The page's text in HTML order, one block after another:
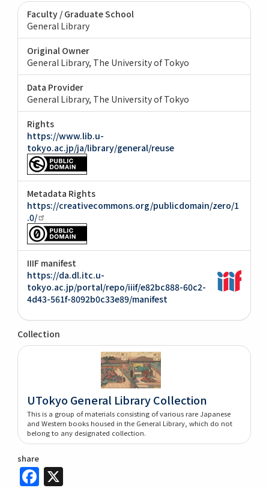
Faculty / Graduate School
General Library
Original Owner
General Library, The University of Tokyo
Data Provider
General Library, The University of Tokyo
Rights
https://www.lib.u-
tokyo.ac.jp/ja/library/general/reuse
Metadata Rights
https://creativecommons.org/publicdomain/zero/1
.0/
IIIF manifest
https://da.dl.itc.u-
tokyo.ac.jp/portal/repo/iiif/e82bc888-60c2-
4d43-561f-8092b0c33e89/manifest
Collection
UTokyo General Library Collection
This is a group of materials consisting of various rare Japanese
and Western books housed in the General Library, which do not
belong to any designated collection.
share
Facebook